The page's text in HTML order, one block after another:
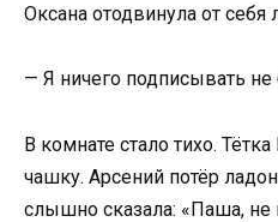
Оксана отодвинула от себя
— Я ничего подписывать не
В комнате стало тихо.
чашку. Арсений потёр
слышно сказала: «Паша, не